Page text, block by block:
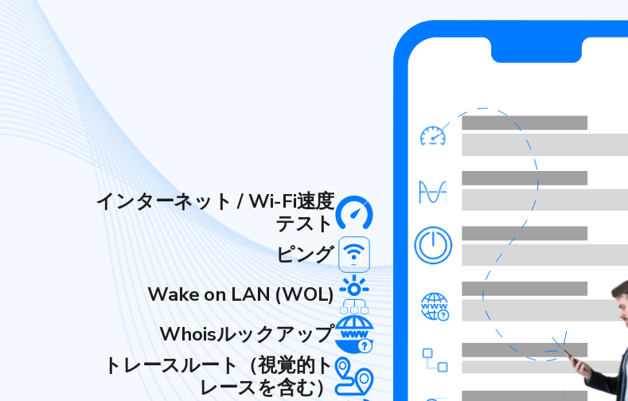
インターネット / Wi-Fi速度
テスト
ピング
Wake on LAN (WOL)
Whoisルックアップ
トレースルート（視覚的ト
レースを含む）